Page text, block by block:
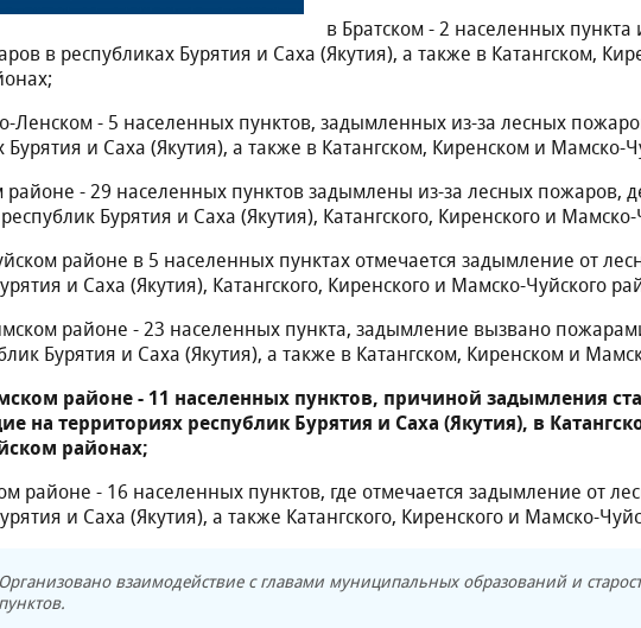
в Братском - 2 населенных
в республиках Бурятия и Саха (Якутия), а также в Катангском,
Ленском - 5 населенных пунктов, задымленных из-за лесных
Бурятия и Саха (Якутия), а также в Катангском, Киренском и Мамско-
районе - 29 населенных пунктов задымлены из-за лесных пожаров,
Бурятия и Саха (Якутия), Катангского, Киренского и
районе в 5 населенных пунктах отмечается задымление от
и Саха (Якутия), Катангского, Киренского и Мамско-Чуйского
районе - 23 населенных пункта, задымление вызвано
Бурятия и Саха (Якутия), а также в Катангском, Киренском и
районе - 11 населенных пунктов, причиной задымления
на территориях республик Бурятия и Саха (Якутия), в
районах;
районе - 16 населенных пунктов, где отмечается задымление от
и Саха (Якутия), а также Катангского, Киренского и Мамско-
Организовано взаимодействие с главами муниципальных образований и
пунктов.